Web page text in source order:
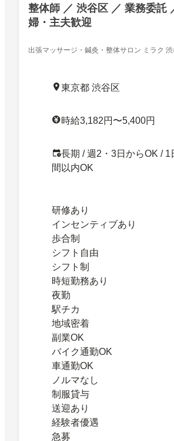
整体師 ／ 渋谷区 ／ 業務委託
婦・主夫歓迎
出張マッサージ・鍼灸・整体サロン ミラク
東京都 渋谷区
時給3,182円〜5,400円
長期 / 週2・3日からOK / 1
間以内OK
研修あり
インセンティブあり
歩合制
シフト自由
シフト制
時短勤務あり
夜勤
駅チカ
地域密着
副業OK
バイク通勤OK
車通勤OK
ノルマなし
制服貸与
送迎あり
経験者優遇
急募